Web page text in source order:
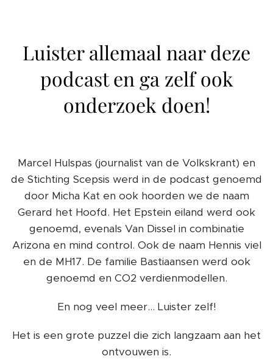
Luister allemaal naar deze
podcast en ga zelf ook
onderzoek doen!
Marcel Hulspas (journalist van de Volkskrant) en
de Stichting Scepsis werd in de podcast genoemd
door Micha Kat en ook hoorden we de naam
Gerard het Hoofd. Het Epstein eiland werd ook
genoemd, evenals Van Dissel in combinatie
Arizona en mind control. Ook de naam Hennis viel
en de MH17. De familie Bastiaansen werd ook
genoemd en CO2 verdienmodellen.
En nog veel meer... Luister zelf!
Het is een grote puzzel die zich langzaam aan het
ontvouwen is.